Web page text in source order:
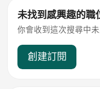
未找到感興趣的職
你會收到這次搜尋中
創建訂閱